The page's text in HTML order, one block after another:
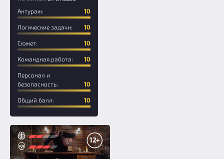
Антураж:
10
Логические задачи: 10
Сюжет: 10
Командная работа: 10
Персонал и
безопасность:
10
Общий балл: 10
12+